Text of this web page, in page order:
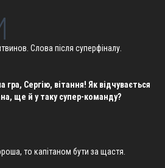
Слова після суперфіналу.
гра, Сергію, вітання! Як відчувається
ще й у таку супер-команду?
то капітаном бути за щастя.